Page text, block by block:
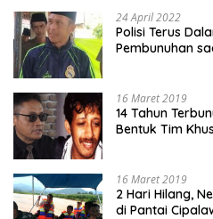
24 April 2022
Polisi Terus
Pembunuhan
16 Maret 2019
14 Tahun
Bentuk Tim
16 Maret 2019
2 Hari Hilang,
di Pantai